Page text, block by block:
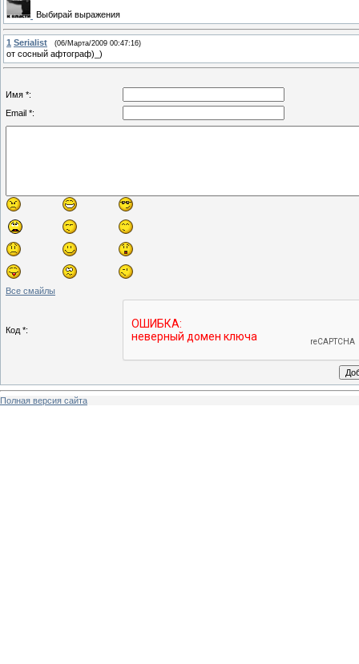
Выбирай выражения
1 Serialist (06/Марта/2009 00:47:16)
от сосный афтограф)_)
Имя *:
Email *:
Все смайлы
Код *:
Полная версия сайта